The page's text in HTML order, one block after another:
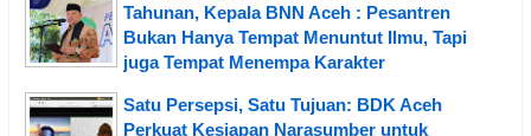
Tahunan, Kepala BNN Aceh : Pesantren
Bukan Hanya Tempat Menuntut Ilmu, Tapi
juga Tempat Menempa Karakter
Satu Persepsi, Satu Tujuan: BDK Aceh
Perkuat Kesiapan Narasumber untuk